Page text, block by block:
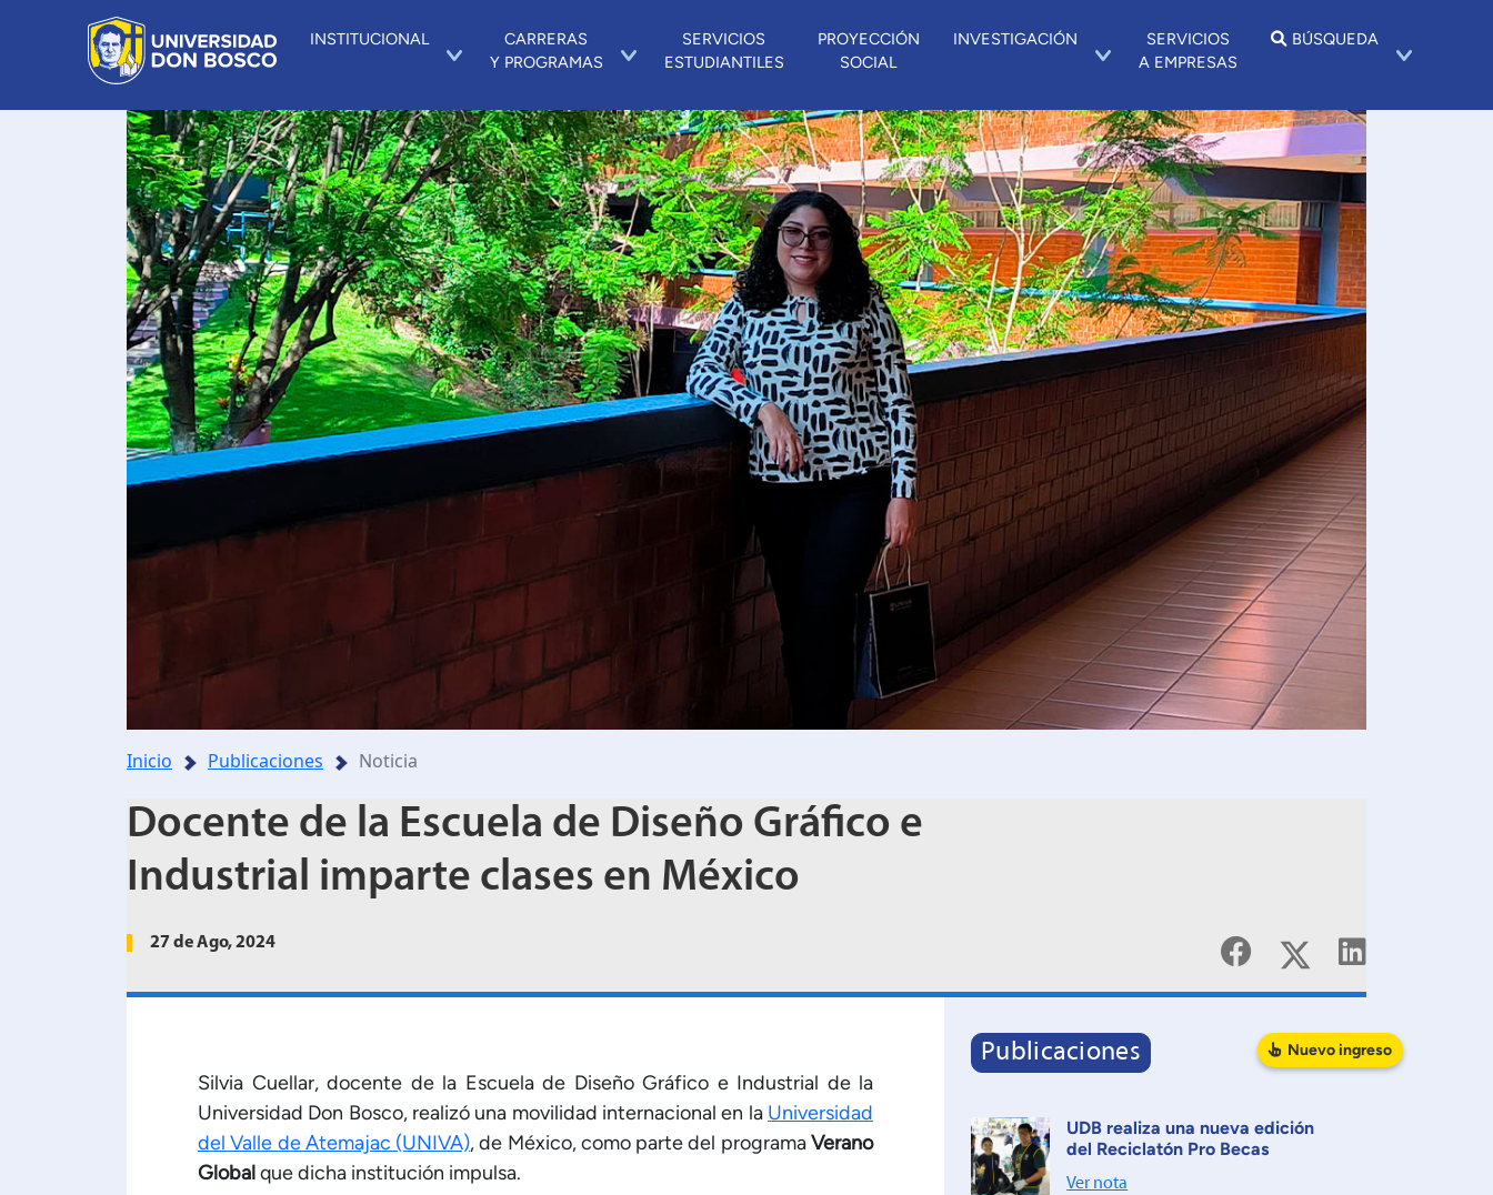
INSTITUCIONAL
CARRERAS
Y PROGRAMAS
SERVICIOS
ESTUDIANTILES
PROYECCIÓN
SOCIAL
INVESTIGACIÓN
SERVICIOS
A EMPRESAS
BÚSQUEDA
Inicio Publicaciones Noticia
Docente de la Escuela de Diseño Gráfico e
Industrial imparte clases en México
27 de Ago, 2024
Silvia Cuellar, docente de la Escuela de Diseño Gráfico e Industrial de la
Universidad Don Bosco, realizó una movilidad internacional en la Universidad
del Valle de Atemajac (UNIVA), de México, como parte del programaVerano
Globalque dicha institución impulsa.
Publicaciones
UDB realiza una nueva edición
del Reciclatón Pro Becas
Ver nota
Nuevoingreso